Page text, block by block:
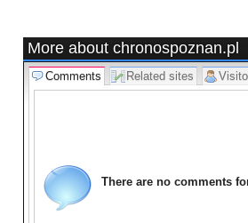
Swarzędza
Spełniamy
More about chronospoznan.pl
Comments Related sites
There are no comments